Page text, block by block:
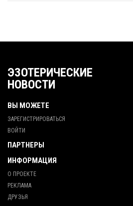
ЭЗОТЕРИЧЕСКИЕ
НОВОСТИ
ВЫ МОЖЕТЕ
ЗАРЕГИСТРИРОВАТЬСЯ
ВОЙТИ
ПАРТНЕРЫ
ИНФОРМАЦИЯ
О ПРОЕКТЕ
РЕКЛАМА
ДРУЗЬЯ